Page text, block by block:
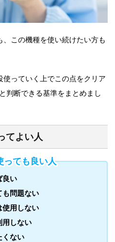
この機種を使い続けたい方も
使っていく上でこの点をクリア
判断できる基準をまとめまし
てよい人
っても良い人
良い
も問題ない
使用しない
用しない
くない